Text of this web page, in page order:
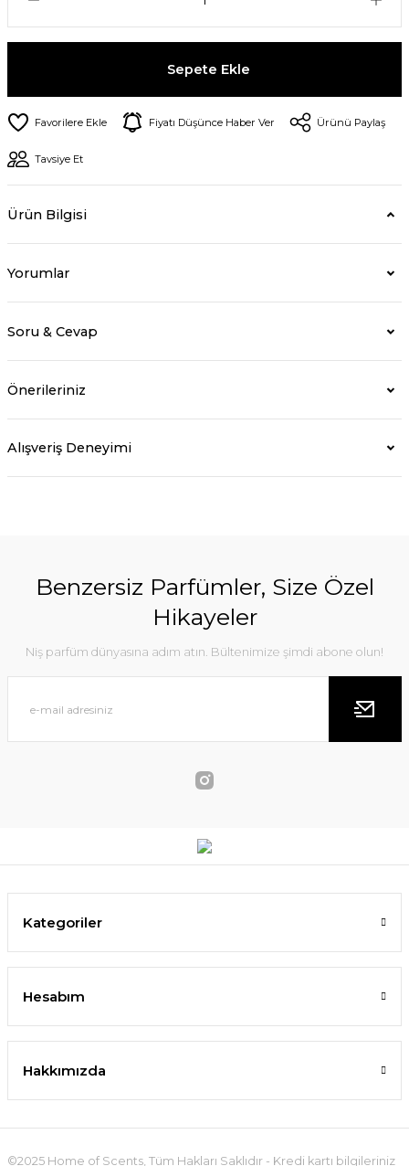
Sepete Ekle
Fiyatı Düşünce Haber Ver Ürünü Paylaş
Tavsiye Et
Ürün Bilgisi
Yorumlar
Soru & Cevap
Önerileriniz
Alışveriş Deneyimi
Benzersiz Parfümler, Size Özel
Hikayeler
Niş parfüm dünyasına adım atın. Bültenimize şimdi abone olun!
Kategoriler
Hesabım
Hakkımızda
©2025 Home of Scents, Tüm Hakları Saklıdır - Kredi kartı bilgileriniz